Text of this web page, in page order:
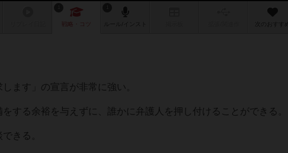
戦略 ・コツ 次のおすすめ
ます」の宣言が非常に強い。
する余裕を与えずに、誰かに弁護人を押し付けることができる。
きる。